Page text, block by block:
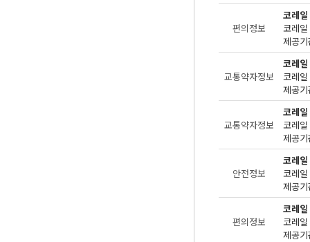
편의정보
코레
제공
교통약자정보
코레
제공
교통약자정보
코레
제공
안전정보
코레
제공
편의정보
코레
제공